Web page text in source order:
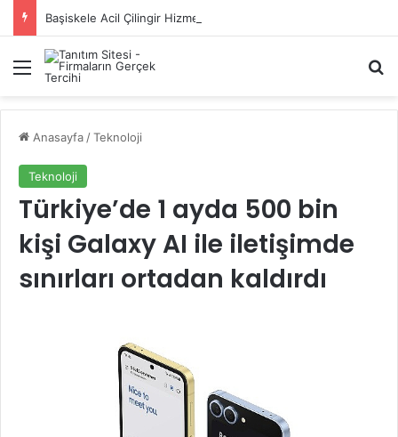
Başiskele Acil Çilingir Hizmeti İçin Doğru Adres Neresi?
Menü
Anasayfa /Teknoloji
Teknoloji
Türkiye’de 1 ayda 500 bin
kişi Galaxy AI ile iletişimde
sınırları ortadan kaldırdı